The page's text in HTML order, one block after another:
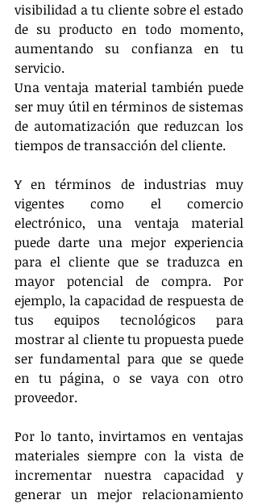
visibilidad a tu cliente sobre el estado
de su producto en todo momento,
aumentando su confianza en tu
servicio.
Una ventaja material también puede
ser muy útil en términos de sistemas
de automatización que reduzcan los
tiempos de transacción del cliente.
Y en términos de industrias muy
vigentes como el comercio
electrónico, una ventaja material
puede darte una mejor experiencia
para el cliente que se traduzca en
mayor potencial de compra. Por
ejemplo, la capacidad de respuesta de
tus equipos tecnológicos para
mostrar al cliente tu propuesta puede
ser fundamental para que se quede
en tu página, o se vaya con otro
proveedor.
Por lo tanto, invirtamos en ventajas
materiales siempre con la vista de
incrementar nuestra capacidad y
generar un mejor relacionamiento